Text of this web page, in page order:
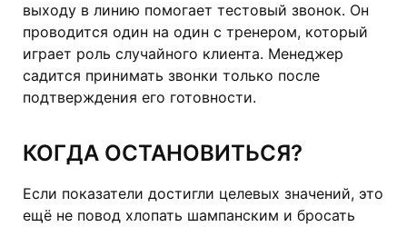
выходу в линию помогает тестовый звонок. Он
проводится один на один с тренером, который
играет роль случайного клиента. Менеджер
садится принимать звонки только после
подтверждения его готовности.
КОГДА ОСТАНОВИТЬСЯ?
Если показатели достигли целевых значений, это
ещё не повод хлопать шампанским и бросать